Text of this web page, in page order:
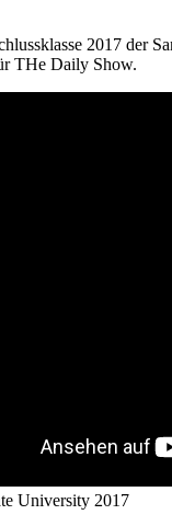
2017 der
THe Daily Show.
University 2017